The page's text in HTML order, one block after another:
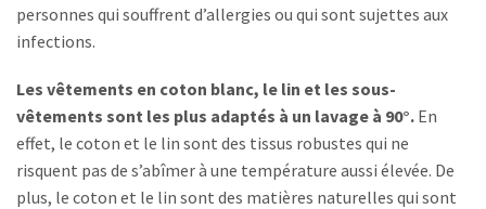
personnes qui souffrent d’allergies ou qui sont sujettes aux
infections.
Les vêtements en coton blanc, le lin et les sous-
vêtements sont les plus adaptés à un lavage à 90°. En
effet, le coton et le lin sont des tissus robustes qui ne
risquent pas de s’abîmer à une température aussi élevée. De
plus, le coton et le lin sont des matières naturelles qui sont